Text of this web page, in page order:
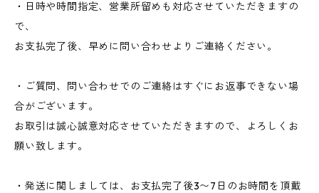
・日時や時間指定、営業所留めも対応させていただきますの
で、
お支払完了後、早めに問い合わせよりご連絡ください。
・ご質問、問い合わせでのご連絡はすぐにお返事できない場
合がございます。
お取引は誠心誠意対応させていただきますので、よろしくお
願い致します。
・発送に関しましては、お支払完了後3〜7日のお時間を頂戴